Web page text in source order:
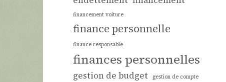
financement voiture
finance personnelle
finance responsable
finances personnelles
gestion de budget gestion de compte